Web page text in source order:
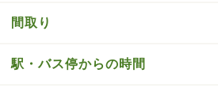
間取り
駅・バス停からの時間